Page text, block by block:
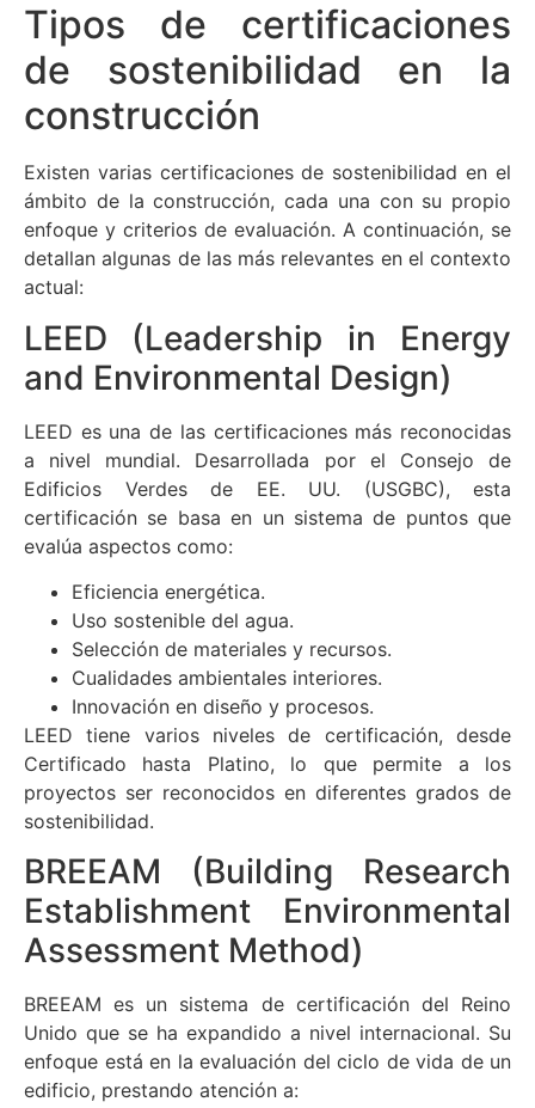
Tipos de certificaciones
de sostenibilidad en la
construcción
Existen varias certificaciones de sostenibilidad en el
ámbito de la construcción, cada una con su propio
enfoque y criterios de evaluación. A continuación, se
detallan algunas de las más relevantes en el contexto
actual:
LEED (Leadership in Energy
and Environmental Design)
LEED es una de las certificaciones más reconocidas
a nivel mundial. Desarrollada por el Consejo de
Edificios Verdes de EE. UU. (USGBC), esta
certificación se basa en un sistema de puntos que
evalúa aspectos como:
Eficiencia energética.
Uso sostenible del agua.
Selección de materiales y recursos.
Cualidades ambientales interiores.
Innovación en diseño y procesos.
LEED tiene varios niveles de certificación, desde
Certificado hasta Platino, lo que permite a los
proyectos ser reconocidos en diferentes grados de
sostenibilidad.
BREEAM (Building Research
Establishment Environmental
Assessment Method)
BREEAM es un sistema de certificación del Reino
Unido que se ha expandido a nivel internacional. Su
enfoque está en la evaluación del ciclo de vida de un
edificio, prestando atención a: